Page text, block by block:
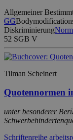
Allgemeiner
GG
Diskriminierung
52 SGB V
Tilman Scheinert
Quotennormen
unter besonderer
Schriftenreihe